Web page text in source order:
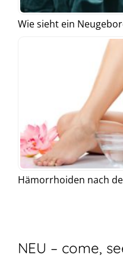
Wie sieht ein
Hämorrhoiden nach
NEU – come,